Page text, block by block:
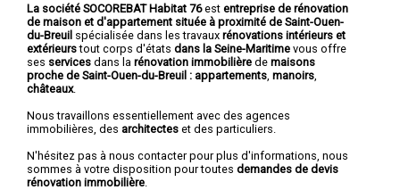
La société SOCOREBAT Habitat 76est entreprise de rénovation
de maison et d'appartement située à proximité de Saint-Ouen-
du-Breuil spécialisée dans les travaux rénovations intérieurs et
extérieurstout corps d'états dans la Seine-Maritime vous offre
ses services dans la rénovation immobilière de maisons
proche de Saint-Ouen-du-Breuil : appartements manoirs
châteaux.
Nous travaillons essentiellement avec des agences
immobilières, des architectes et des particuliers.
N'hésitez pas à nous contacter pour plus d'informations, nous
sommes à votre disposition pour toutes demandes de devis
rénovation immobilière